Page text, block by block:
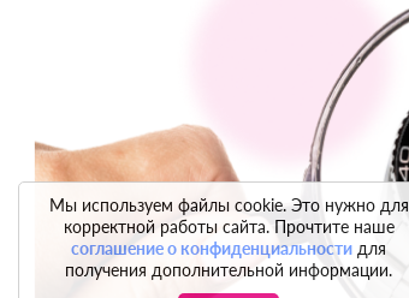
Мы используем файлы cookie. Это нужно для
корректной работы сайта. Прочтите наше
соглашение о конфиденциальности для
получения дополнительной информации.